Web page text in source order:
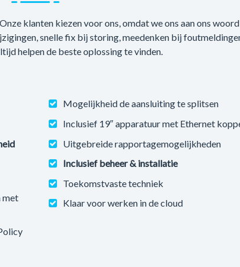
klanten kiezen voor ons, omdat we ons aan ons
snelle fix bij storing, meedenken bij
helpen de beste oplossing te vinden.
met
Mogelijkheid de aansluiting te splitsen
Inclusief 19″ apparatuur met Ethernet
Uitgebreide rapportagemogelijkheden
Inclusief beheer & installatie
Toekomstvaste techniek
Klaar voor werken in de cloud